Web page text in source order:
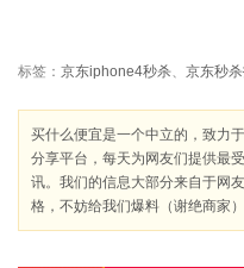
标签： 京东iphone4秒杀、 京东秒
买什么便宜是一个中立的，致力
分享平台，每天为网友们提供最
讯。我们的信息大部分来自于网
格，不妨给我们爆料（谢绝商家）